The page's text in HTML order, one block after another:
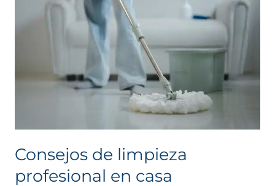
Consejos de limpieza
profesional en casa